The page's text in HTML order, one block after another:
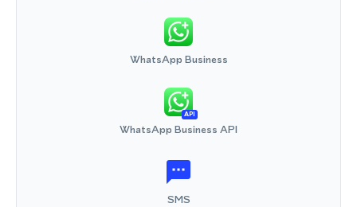
WhatsApp Business
API
WhatsApp Business API
SMS